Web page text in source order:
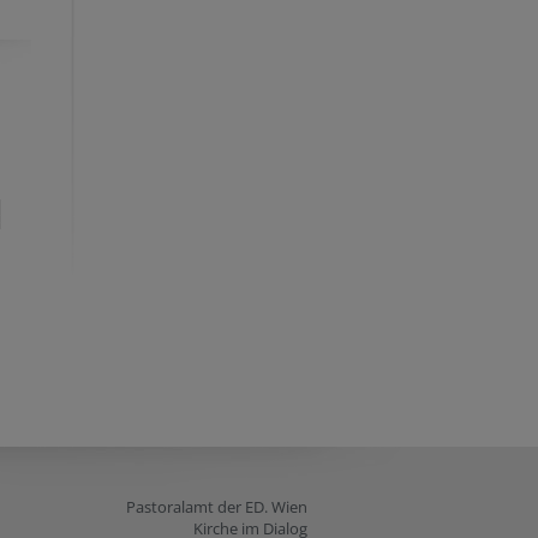
Pastoralamt der ED. Wien
Kirche im Dialog